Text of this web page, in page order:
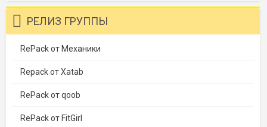
РЕЛИЗ ГРУППЫ
RePack от Механики
Repack от Xatab
RePack от qoob
RePack от FitGirl